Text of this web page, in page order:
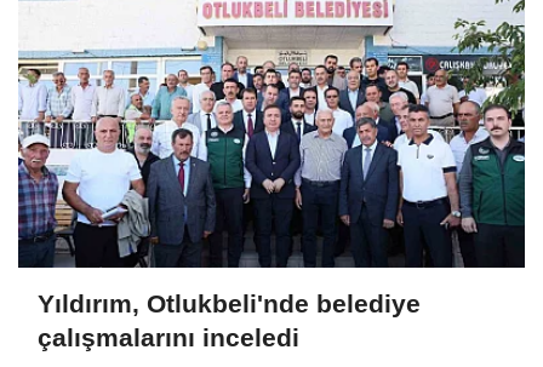
Yıldırım, Otlukbeli'nde belediye
çalışmalarını inceledi